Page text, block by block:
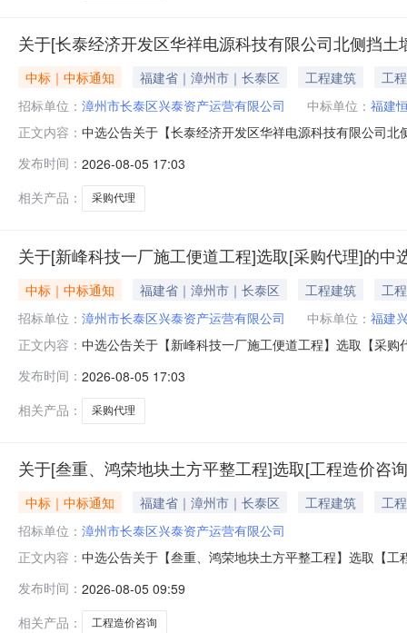
关于[长泰经济开发区华祥电源科技有限公司北侧挡
中标｜中标通知 福建省｜漳州市｜长泰区 工程建筑
工程
招标单位： 漳州市长泰区兴泰资产运营有限公司 中标单位： 福建
正文内容： 中选公告关于【长泰经济开发区华祥电源科技有限公司
期：2026-08-0515:35服务事项：采购代理项目预估造
购
发布时间： 2026-08-05 17:03
相关产品：
采购代理
关于[新峰科技一厂施工便道工程]选取[采购代理]的中
中标｜中标通知 福建省｜漳州市｜长泰区 工程建筑
工程
招标单位： 漳州市长泰区兴泰资产运营有限公司 中标单位： 福建
正文内容： 中选公告关于【新峰科技一厂施工便道工程】选取【采
639901.12元预算服务金额（元）：4400元折扣率：
发布时间： 2026-08-05 17:03
相关产品：
采购代理
关于[叁重、鸿荣地块土方平整工程]选取[工程造价咨
中标｜中标通知 福建省｜漳州市｜长泰区 工程建筑
工程
招标单位： 漳州市长泰区兴泰资产运营有限公司
正文内容： 中选公告关于【叁重、鸿荣地块土方平整工程】选取【
估造价（元）：2634891.17元预算服务金额（元）：
发布时间： 2026-08-05 09:59
相关产品：
工程造价咨询